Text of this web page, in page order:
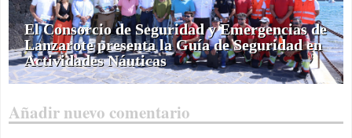
El Consorcio de Seguridad y Emergencias de
Lanzarote presenta la Guía de Seguridad en
Actividades Náuticas
Añadir nuevo comentario